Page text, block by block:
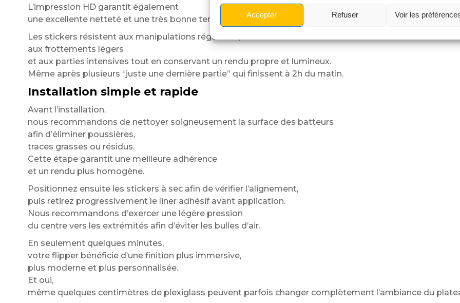
Accepter Refuser Voir les
L’impression HD garantit également
une excellente netteté et une très bonne tenue dans le temps.
Les stickers résistent aux manipulations régulières,
aux frottements légers
et aux parties intensives tout en conservant un rendu propre et lumineux.
Même après plusieurs “juste une dernière partie” qui finissent à 2h du matin.
Installation simple et rapide
Avant l’installation,
nous recommandons de nettoyer soigneusement la surface des batteurs
afin d’éliminer poussières,
traces grasses ou résidus.
Cette étape garantit une meilleure adhérence
et un rendu plus homogène.
Positionnez ensuite les stickers à sec afin de vérifier l’alignement,
puis retirez progressivement le liner adhésif avant application.
Nous recommandons d’exercer une légère pression
du centre vers les extrémités afin d’éviter les bulles d’air.
En seulement quelques minutes,
votre flipper bénéficie d’une finition plus immersive,
plus moderne et plus personnalisée.
Et oui,
même quelques centimètres de plexiglass peuvent parfois changer complètement l’ambiance du